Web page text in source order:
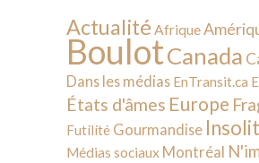
Actualité Afrique
BoulotCanada
Dans les médias EnTransit.ca
États d'âmes Europe
Futilité Gourmandise
Médias sociaux Montréal